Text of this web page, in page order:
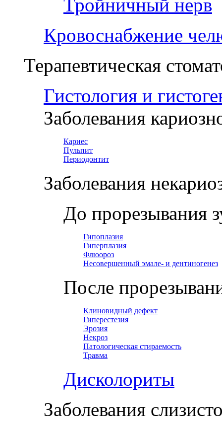
Тройничный нерв
Кровоснабжение
Терапевтическая
Гистология и
Заболевания
Кариес
Пульпит
Периодонтит
Заболевания
До прорезывания
Гипоплазия
Гиперплазия
Флюороз
Несовершенный эмале- и дентиногенез
После
Клиновидный дефект
Гиперестезия
Эрозия
Некроз
Патологическая стираемость
Травма
Дисколориты
Заболевания